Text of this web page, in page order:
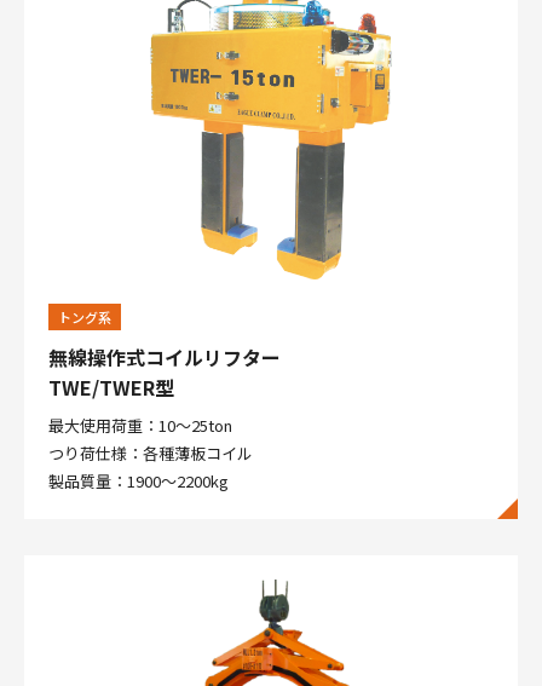
トング系
無線操作式コイルリフター
TWE/TWER型
最大使用荷重：10～25ton
つり荷仕様：各種薄板コイル
製品質量：1900～2200kg